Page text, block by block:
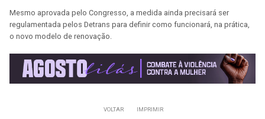
Mesmo aprovada pelo Congresso, a medida ainda precisará ser
regulamentada pelos Detrans para definir como funcionará, na prática,
o novo modelo de renovação.
VOLTAR IMPRIMIR